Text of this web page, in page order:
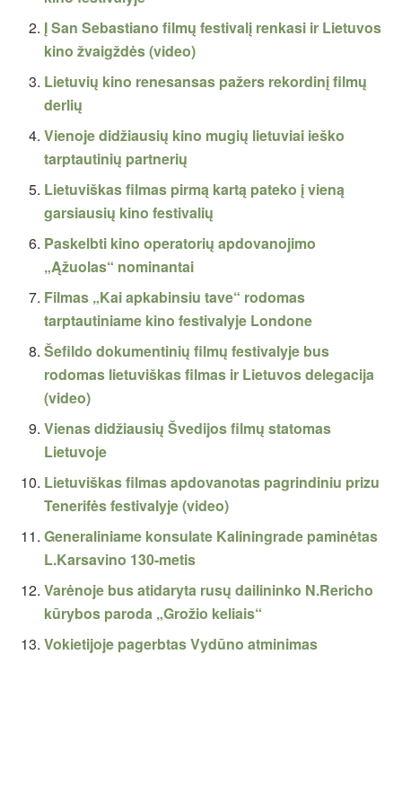
Į San Sebastiano filmų festivalį renkasi ir Lietuvos
kino žvaigždės (video)
Lietuvių kino renesansas pažers rekordinį filmų
derlių
Vienoje didžiausių kino mugių lietuviai ieško
tarptautinių partnerių
Lietuviškas filmas pirmą kartą pateko į vieną
garsiausių kino festivalių
Paskelbti kino operatorių apdovanojimo
„Ąžuolas“ nominantai
Filmas „Kai apkabinsiu tave“ rodomas
tarptautiniame kino festivalyje Londone
Šefildo dokumentinių filmų festivalyje bus
rodomas lietuviškas filmas ir Lietuvos delegacija
(video)
Vienas didžiausių Švedijos filmų statomas
Lietuvoje
Lietuviškas filmas apdovanotas pagrindiniu prizu
Tenerifės festivalyje (video)
Generaliniame konsulate Kaliningrade paminėtas
L.Karsavino 130-metis
Varėnoje bus atidaryta rusų dailininko N.Rericho
kūrybos paroda „Grožio keliais“
Vokietijoje pagerbtas Vydūno atminimas